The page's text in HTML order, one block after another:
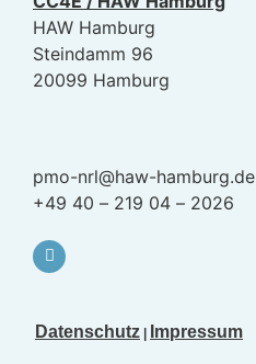
HAW Hamburg
Steindamm 96
20099 Hamburg
pmo-nrl@haw-hamburg.de
+49 40 – 219 04 – 2026
Datenschutz Impressum